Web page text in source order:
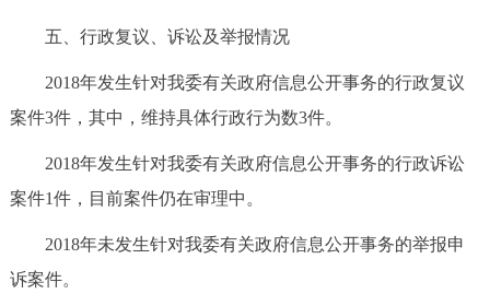
五、行政复议、诉讼及举报情况
2018年发生针对我委有关政府信息公开事务的行政复议
案件3件，其中，维持具体行政行为数3件。
2018年发生针对我委有关政府信息公开事务的行政诉讼
案件1件，目前案件仍在审理中。
2018年未发生针对我委有关政府信息公开事务的举报申
诉案件。